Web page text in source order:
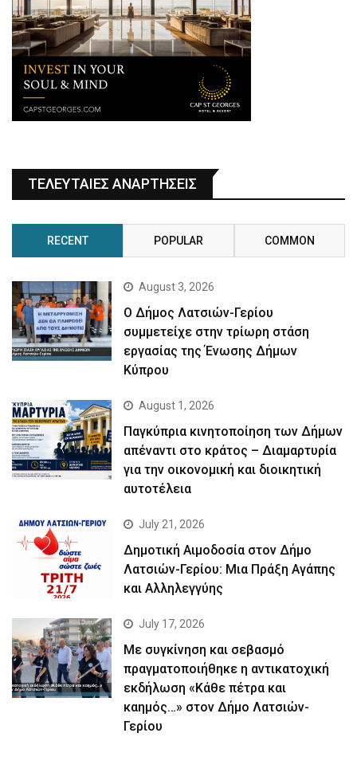
ΤΕΛΕΥΤΑΙΕΣ ΑΝΑΡΤΗΣΕΙΣ
RECENT POPULAR COMMON
August 3, 2026
Ο Δήμος Λατσιών-Γερίου
συμμετείχε στην τρίωρη στάση
εργασίας της Ένωσης Δήμων
Κύπρου
August 1, 2026
Παγκύπρια κινητοποίηση των Δήμων
απέναντι στο κράτος – Διαμαρτυρία
για την οικονομική και διοικητική
αυτοτέλεια
July 21, 2026
Δημοτική Αιμοδοσία στον Δήμο
Λατσιών-Γερίου: Μια Πράξη Αγάπης
και Αλληλεγγύης
July 17, 2026
Με συγκίνηση και σεβασμό
πραγματοποιήθηκε η αντικατοχική
εκδήλωση «Κάθε πέτρα και
καημός…» στον Δήμο Λατσιών-
Γερίου